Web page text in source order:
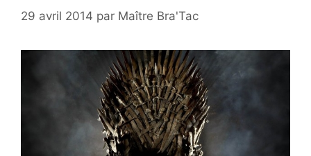
29 avril 2014 par Maître Bra'Tac